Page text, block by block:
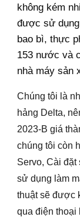
không kém
được sử
bao bì, thực
153 nước và
nhà máy sản
Chúng tôi là
hảng Delta,
2023-B giá
chúng tôi còn
Servo, Cài đặt
sử dụng làm
thuật sẽ được
qua điện